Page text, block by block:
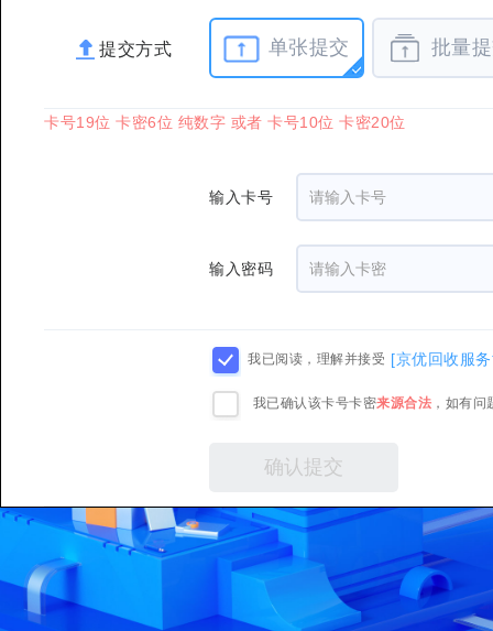
提交方式 单张提交 批量
卡号19位 卡密6位 纯数字 或者 卡号10位 卡密20位
输入卡号
输入密码
我已阅读，理解并接受 [京优回收服
我已确认该卡号卡密来源合法 ，如有